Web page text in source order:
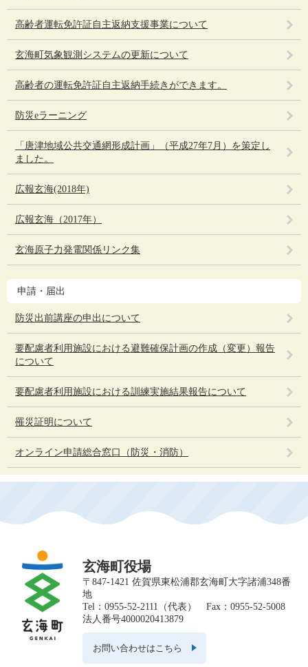
高齢者運転免許証自主返納支援事業について
玄海町気象観測システムの更新について
高齢者の運転免許証自主返納手続きができます。
防災eラーニング
「唐津地域公共交通網形成計画」（平成27年7月）を策定し
ました。
広報玄海(2018年)
広報玄海（2017年）
玄海原子力発電関係リンク集
申請・届出
防災出前講座の申出について
要配慮者利用施設における避難確保計画の作成（変更）報告
について
要配慮者利用施設における訓練実施結果報告について
罹災証明について
オンライン申請総合窓口（防災・消防）
玄海町役場
〒847-1421 佐賀県東松浦郡玄海町大字諸浦348番
地
Tel：0955-52-2111（代表） Fax：0955-52-5008
法人番号4000020413879
お問い合わせはこちら